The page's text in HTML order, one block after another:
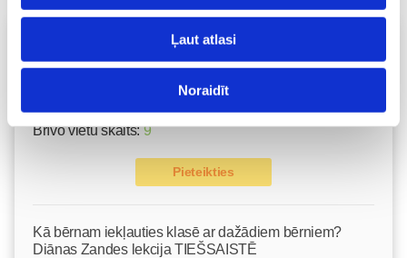
Ļaut atlasi
Noraidīt
Vecāku skola
Emocionālā un psiholoģiskā sagatavošanās
dzemdībām kopā ar Diānu Zandi tiešsaistē ZOOM.US
Brīvo vietu skaits:9
Pieteikties
Kā bērnam iekļauties klasē ar dažādiem bērniem?
Diānas Zandes lekcija TIEŠSAISTĒ